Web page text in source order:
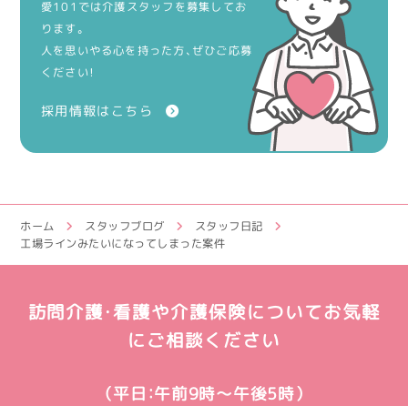
愛101では介護スタッフを募集してお
ります。
人を思いやる心を持った方、ぜひご応募
ください！
採用情報はこちら
ホーム スタッフブログ
スタッフ日記
工場ラインみたいになってしまった案件
訪問介護・看護や介護保険についてお気軽
にご相談ください
（平日：午前9時～午後5時）